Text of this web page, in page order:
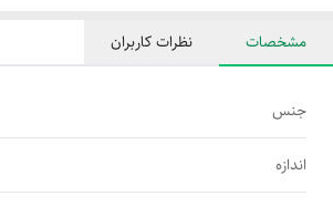
مشخصات نظرات کاربران
جنس
اندازه